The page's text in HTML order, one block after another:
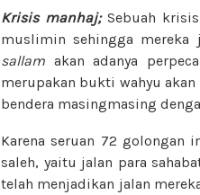
Krisis manhaj; Sebuah
muslimin sehingga mereka
sallam akan adanya
merupakan bukti wahyu
bendera masingmasing
Karena seruan 72 golongan
saleh, yaitu jalan para
telah menjadikan jalan